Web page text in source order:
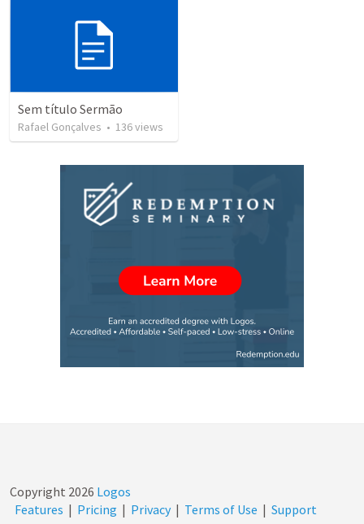
Sem título Sermão
Rafael Gonçalves • 136views
Copyright 2026 Logos
Features | Pricing | Privacy | Terms of Use | Support